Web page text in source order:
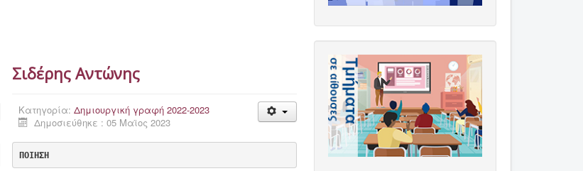
Σιδέρης Αντώνης
Κατηγορία:Δημιουργική γραφή 2022-2023
Δημοσιεύθηκε : 05 Μαϊος 2023
ΠΟΙΗΣΗ